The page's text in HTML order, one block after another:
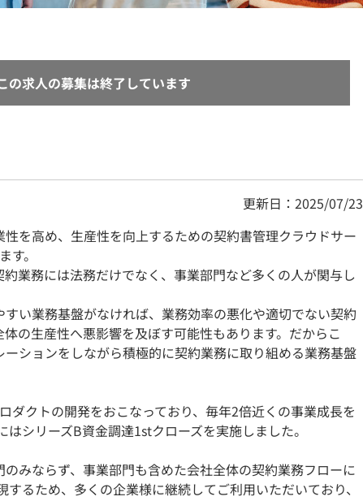
の求人の募集は終了しています
更新日：2025/07/23
を高め、生産性を向上するための契約書管理クラウドサー
。
業務には法務だけでなく、事業部門など多くの人が関与し
い業務基盤がなければ、業務効率の悪化や適切でない契約
の生産性へ悪影響を及ぼす可能性もあります。だからこ
ションをしながら積極的に契約業務に取り組める業務基盤
ダクトの開発をおこなっており、毎年2倍近くの事業成長を
シリーズB資金調達1stクローズを実施しました。
みならず、事業部門も含めた会社全体の契約業務フローに
るため、多くの企業様に継続してご利用いただいており、